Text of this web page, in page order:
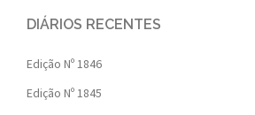
DIÁRIOS RECENTES
Edição Nº 1846
Edição Nº 1845